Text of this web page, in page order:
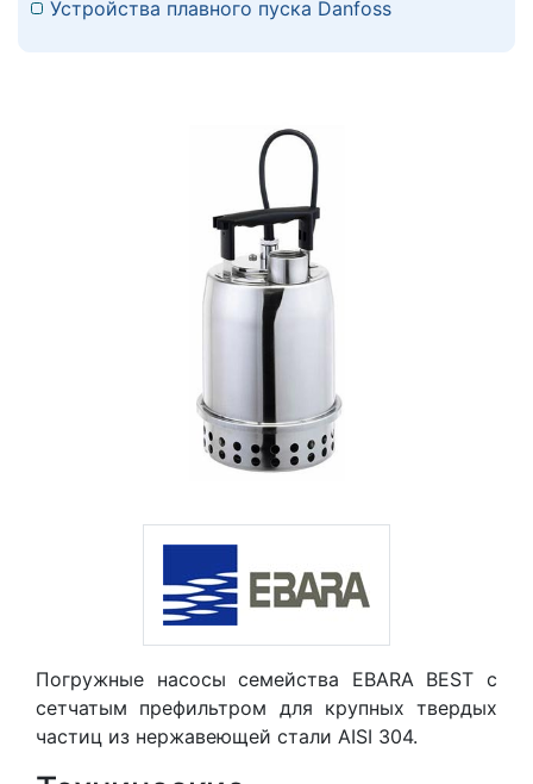
Устройства плавного пуска Danfoss
Погружные насосы семейства EBARA BEST с
сетчатым префильтром для крупных твердых
частиц из нержавеющей стали AISI 304.